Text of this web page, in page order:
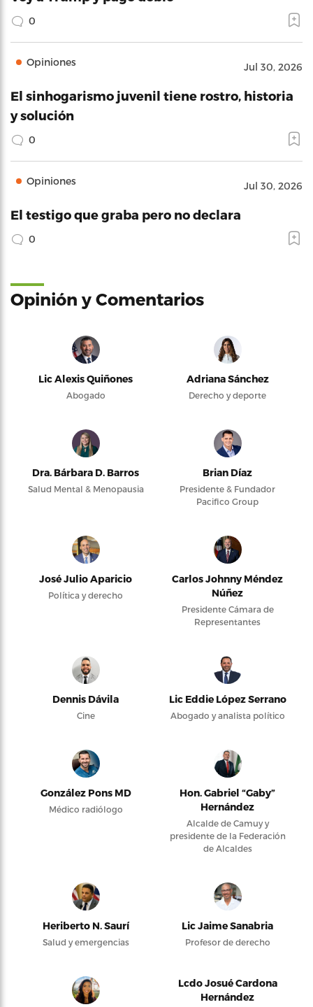
0
Opiniones Jul 30, 2026
El sinhogarismo juvenil tiene rostro, historia
y solución
0
Opiniones Jul 30, 2026
El testigo que graba pero no declara
0
Opinión y Comentarios
Lic Alexis Quiñones
Abogado
Adriana Sánchez
Derecho y deporte
Dra. Bárbara D. Barros
Salud Mental & Menopausia
Brian Díaz
Presidente & Fundador
Pacifico Group
José Julio Aparicio
Política y derecho
Carlos Johnny Méndez
Núñez
Presidente Cámara de
Representantes
Dennis Dávila
Cine
Lic Eddie López Serrano
Abogado y analista político
González Pons MD
Médico radiólogo
Hon. Gabriel “Gaby”
Hernández
Alcalde de Camuy y
presidente de la Federación
de Alcaldes
Heriberto N. Saurí
Salud y emergencias
Lic Jaime Sanabria
Profesor de derecho
Lcdo Josué Cardona
Hernández